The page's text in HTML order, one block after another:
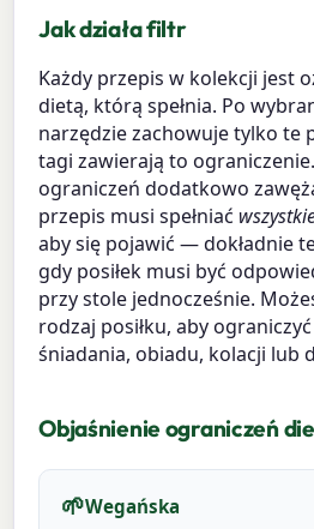
Jak działa filtr
Każdy przepis w kolekcji jest
dietą, którą spełnia. Po
narzędzie zachowuje tylko te
tagi zawierają to
ograniczeń dodatkowo
przepis musi spełniać
aby się pojawić — dokładnie
gdy posiłek musi być
przy stole jednocześnie.
rodzaj posiłku, aby
śniadania, obiadu, kolacji lub
Objaśnienie ograniczeń
🌱Wegańska